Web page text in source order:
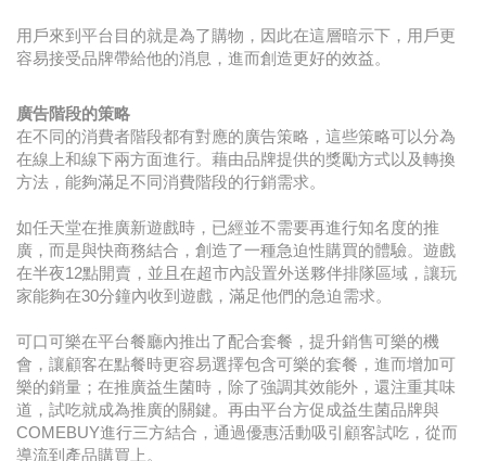
用戶來到平台目的就是為了購物，因此在這層暗示下，用戶更
容易接受品牌帶給他的消息，進而創造更好的效益。
廣告階段的策略
在不同的消費者階段都有對應的廣告策略，這些策略可以分為
在線上和線下兩方面進行。藉由品牌提供的獎勵方式以及轉換
方法，能夠滿足不同消費階段的行銷需求。
如任天堂在推廣新遊戲時，已經並不需要再進行知名度的推
廣，而是與快商務結合，創造了一種急迫性購買的體驗。遊戲
在半夜12點開賣，並且在超市內設置外送夥伴排隊區域，讓玩
家能夠在30分鐘內收到遊戲，滿足他們的急迫需求。
可口可樂在平台餐廳內推出了配合套餐，提升銷售可樂的機
會，讓顧客在點餐時更容易選擇包含可樂的套餐，進而增加可
樂的銷量；在推廣益生菌時，除了強調其效能外，還注重其味
道，試吃就成為推廣的關鍵。再由平台方促成益生菌品牌與
COMEBUY進行三方結合，通過優惠活動吸引顧客試吃，從而
導流到產品購買上。